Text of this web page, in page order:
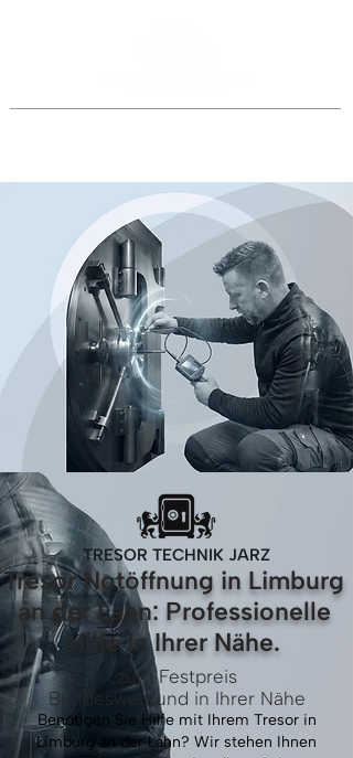
Tresor Notöffnung in Limburg
an der Lahn: Professionelle
Hilfe in Ihrer Nähe.
zum Festpreis
Bundesweit und in Ihrer Nähe
Benötigen Sie Hilfe mit Ihrem Tresor in
Limburg an der Lahn? Wir stehen Ihnen
TRESOR TECHNIK JARZ